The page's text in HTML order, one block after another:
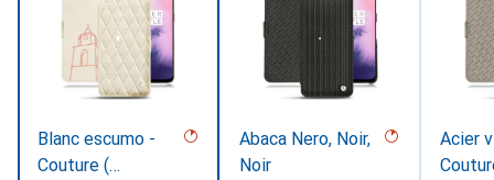
Blanc escumo -
Couture (
Abaca Nero, Noir,
Noir
Acier